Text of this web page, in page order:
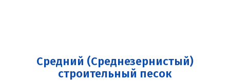
Средний (Среднезернистый)
строительный песок